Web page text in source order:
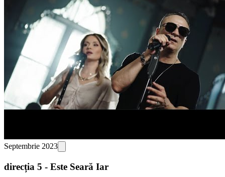
Septembrie 2023
direcția 5 - Este Seară Iar